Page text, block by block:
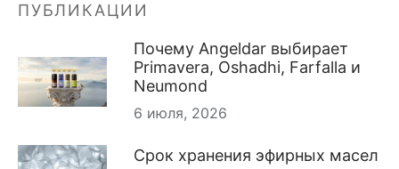
ПУБЛИКАЦИИ
Почему Angeldar выбирает
Primavera, Oshadhi, Farfalla и
Neumond
6 июля, 2026
Срок хранения эфирных масел